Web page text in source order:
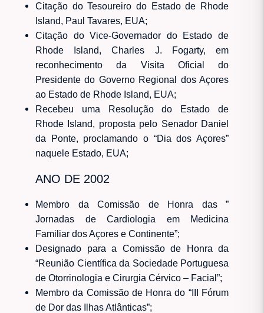
Citação do Tesoureiro do Estado de Rhode
Island, Paul Tavares, EUA;
Citação do Vice-Governador do Estado de
Rhode Island, Charles J. Fogarty, em
reconhecimento da Visita Oficial do
Presidente do Governo Regional dos Açores
ao Estado de Rhode Island, EUA;
Recebeu uma Resolução do Estado de
Rhode Island, proposta pelo Senador Daniel
da Ponte, proclamando o “Dia dos Açores”
naquele Estado, EUA;
ANO DE 2002
Membro da Comissão de Honra das ”
Jornadas de Cardiologia em Medicina
Familiar dos Açores e Continente”;
Designado para a Comissão de Honra da
“Reunião Científica da Sociedade Portuguesa
de Otorrinologia e Cirurgia Cérvico – Facial”;
Membro da Comissão de Honra do “III Fórum
de Dor das Ilhas Atlânticas”;